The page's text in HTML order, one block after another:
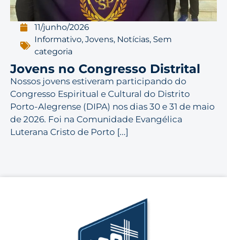
11/junho/2026
Informativo,Jovens, Notícias, Sem
categoria
Jovens no Congresso Distrital
Nossos jovens estiveram participando do
Congresso Espiritual e Cultural do Distrito
Porto-Alegrense (DIPA) nos dias 30 e 31 de maio
de 2026. Foi na Comunidade Evangélica
Luterana Cristo de Porto [...]